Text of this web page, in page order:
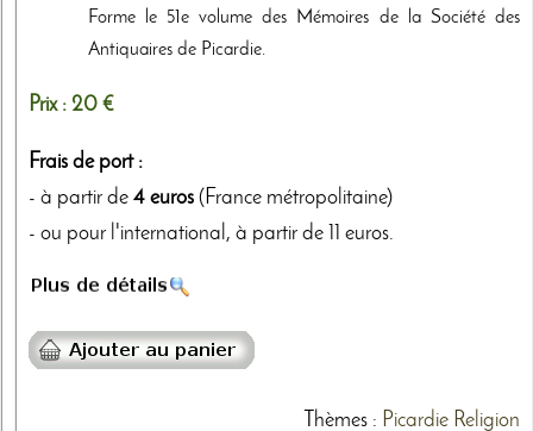
Forme le 51e volume des Mémoires de la Société des
Antiquaires de Picardie.
Prix : 20 €
Frais de port :
- à partir de 4 euros (France métropolitaine)
- ou pour l'international, à partir de 11 euros.
Thèmes: Picardie Religion